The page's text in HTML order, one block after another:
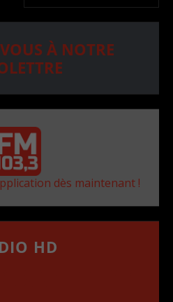
À NOTRE
dès maintenant !
HD